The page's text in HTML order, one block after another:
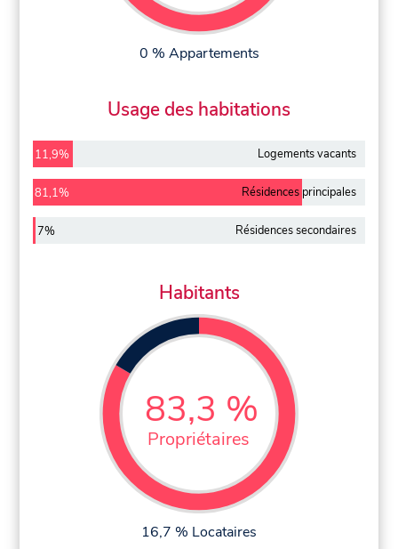
0 % Appartements
Usage des habitations
11,9% Logements vacants
81,1% Résidences principales
7% Résidences secondaires
Habitants
83,3 %
Propriétaires
16,7 % Locataires